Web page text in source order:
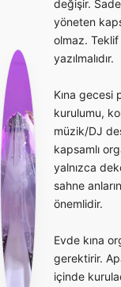
değişir.
yöneten
olmaz.
yazılmalıdır.
Kına gecesi
kurulumu,
müzik/DJ
kapsamlı
yalnızca
sahne
önemlidir.
Evde kına
gerektirir.
içinde